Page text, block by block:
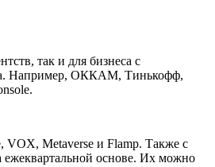
так и для бизнеса с
Например, ОККАМ, Тинькофф,
VOX, Metaverse и Flamp. Также с
ежеквартальной основе. Их можно